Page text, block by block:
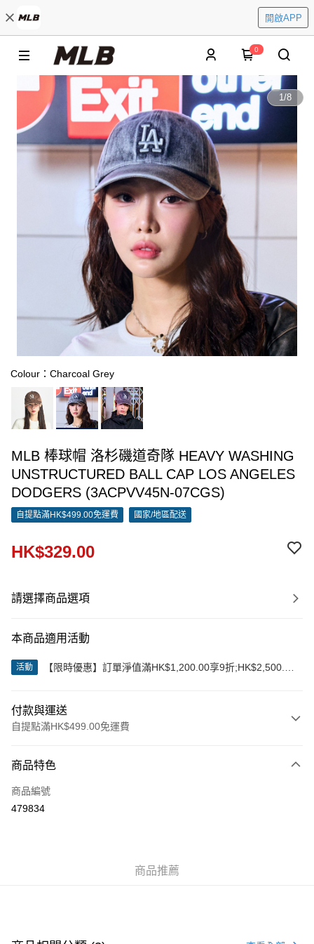
開啟APP
0
1/8
Colour：Charcoal Grey
MLB 棒球帽 洛杉磯道奇隊 HEAVY WASHING
UNSTRUCTURED BALL CAP LOS ANGELES
DODGERS (3ACPVV45N-07CGS)
自提點滿HK$499.00免運費 國家/地區配送
HK$329.00
請選擇商品選項
本商品適用活動
活動
【限時優惠】訂單淨值滿HK$1,200.00享9折;HK$2,500.00
付款與運送
自提點滿HK$499.00免運費
信用卡
Apple Pay
商品特色
商品編號
479834
商品推薦